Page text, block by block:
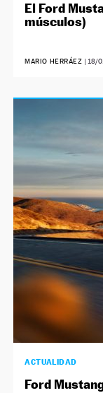
El Ford
músculos)
MARIO HERRÁEZ | 18/
ACTUALIDAD
Ford